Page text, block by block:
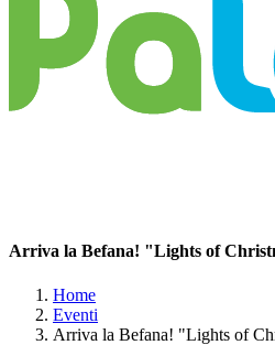
Arriva la Befana! "Lights of
Home
Eventi
Arriva la Befana! "Lights of